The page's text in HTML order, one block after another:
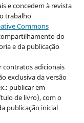
e concedem à revista
trabalho
Commons
do
e da publicação
contratos adicionais
exclusiva da versão
publicar em
de livro), com o
publicação inicial